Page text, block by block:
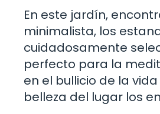
En este jardín,
minimalista, los
cuidadosamente
perfecto para la
en el bullicio de la
belleza del lugar los